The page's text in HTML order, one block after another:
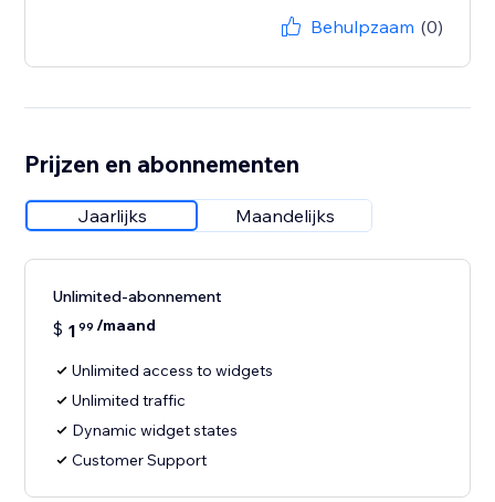
Behulpzaam (0)
Prijzen en abonnementen
Jaarlijks Maandelijks
Unlimited-abonnement
$ 1 99 /maand
Unlimited access to widgets
Unlimited traffic
Dynamic widget states
Customer Support